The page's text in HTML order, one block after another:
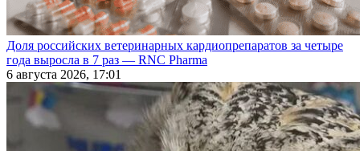
Доля российских ветеринарных кардиопрепаратов за четыре
года выросла в 7 раз — RNC Pharma
6 августа 2026, 17:01